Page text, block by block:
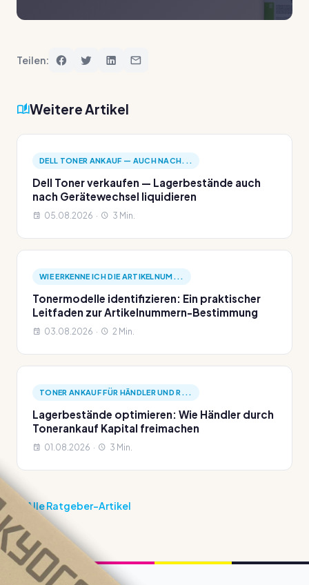
Teilen:
Weitere Artikel
DELL TONER ANKAUF — AUCH NACH...
Dell Toner verkaufen — Lagerbestände auch
nach Gerätewechsel liquidieren
05.08.2026 · 3 Min.
WIE ERKENNE ICH DIE ARTIKELNUM...
Tonermodelle identifizieren: Ein praktischer
Leitfaden zur Artikelnummern-Bestimmung
03.08.2026 · 2 Min.
TONER ANKAUF FÜR HÄNDLER UND R...
Lagerbestände optimieren: Wie Händler durch
Tonerankauf Kapital freimachen
01.08.2026 · 3 Min.
Alle Ratgeber-Artikel